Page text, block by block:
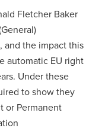
Fletcher Baker
and the impact this
automatic EU right
Under these
to show they
or Permanent